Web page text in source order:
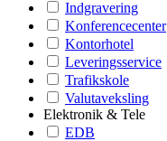
Indgravering
Konferencecenter
Kontorhotel
Leveringsservice
Trafikskole
Valutaveksling
Elektronik & Tele
EDB